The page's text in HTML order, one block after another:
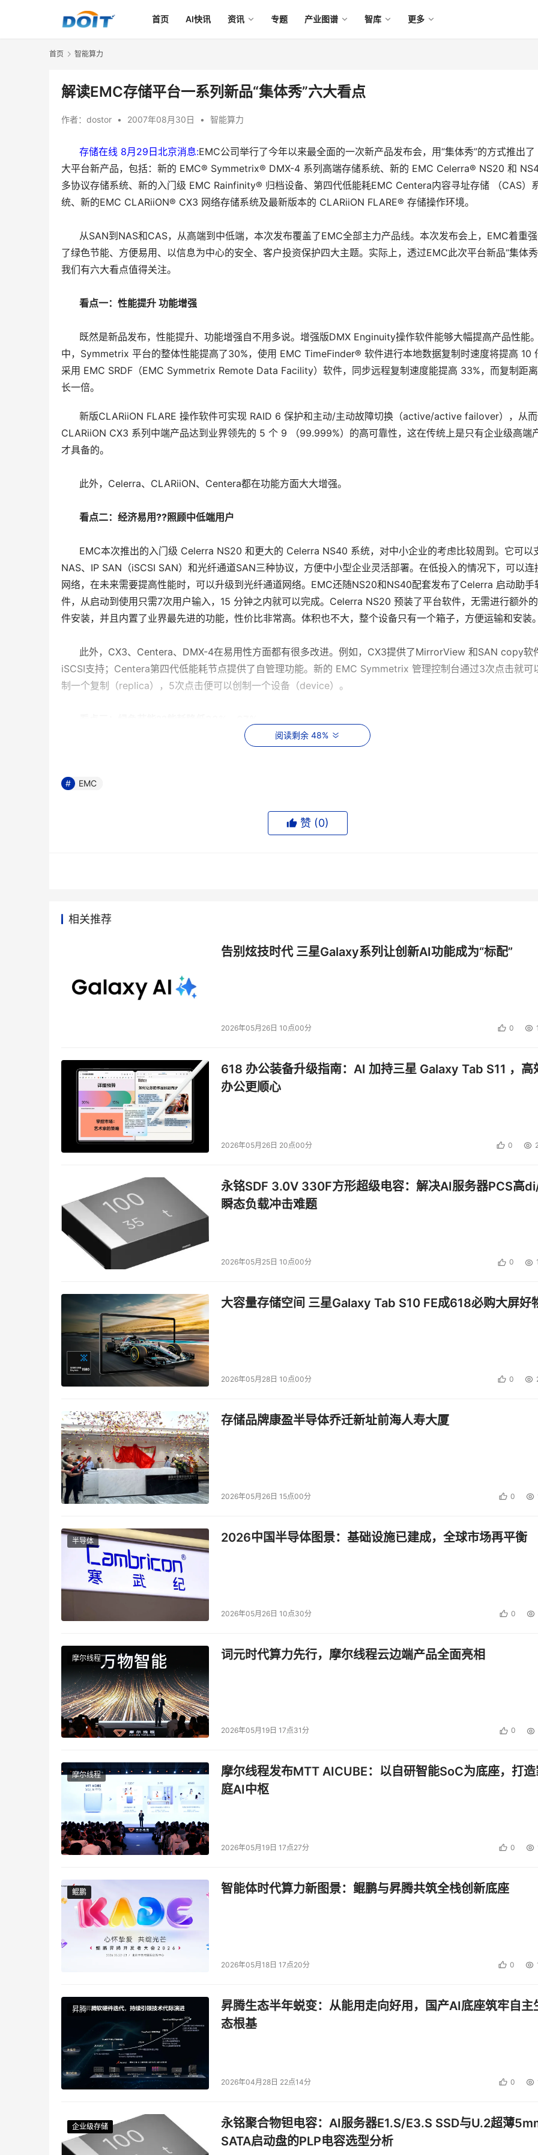
首页 AI快讯 资讯 专题 产业图谱 智库 更多
首页 智能算力
解读EMC存储平台一系列新品“集体秀”六大看点
作者： dostor • 2007年08月30日 • 智能算力
存储在线 8月29日北京消息:EMC公司举行了今年以来最全面的一次新产品发布会，用“集体秀”的方式推出了
大平台新产品，包括：新的 EMC® Symmetrix® DMX-4 系列高端存储系统、新的 EMC Celerra® NS20 和
多协议存储系统、新的入门级 EMC Rainfinity® 归档设备、第四代低能耗EMC Centera内容寻址存储 （CAS）
统、新的EMC CLARiiON® CX3 网络存储系统及最新版本的 CLARiiON FLARE® 存储操作环境。
从SAN到NAS和CAS，从高端到中低端，本次发布覆盖了EMC全部主力产品线。本次发布会上，EMC着重
了绿色节能、方便易用、以信息为中心的安全、客户投资保护四大主题。实际上，透过EMC此次平台新品“集体秀”
我们有六大看点值得关注。
看点一：性能提升 功能增强
既然是新品发布，性能提升、功能增强自不用多说。增强版DMX Enginuity操作软件能够大幅提高产品性能
中，Symmetrix 平台的整体性能提高了30%，使用 EMC TimeFinder® 软件进行本地数据复制时速度将提高 10
采用 EMC SRDF（EMC Symmetrix Remote Data Facility）软件，同步远程复制速度能提高 33%，而复制距
长一倍。
新版CLARiiON FLARE 操作软件可实现 RAID 6 保护和主动/主动故障切换（active/active failover），从
CLARiiON CX3 系列中端产品达到业界领先的 5 个 9 （99.999%）的高可靠性，这在传统上是只有企业级高端
才具备的。
此外，Celerra、CLARiiON、Centera都在功能方面大大增强。
看点二：经济易用??照顾中低端用户
EMC本次推出的入门级 Celerra NS20 和更大的 Celerra NS40 系统，对中小企业的考虑比较周到。它可以
NAS、IP SAN（iSCSI SAN）和光纤通道SAN三种协议，方便中小型企业灵活部署。在低投入的情况下，可以连
网络，在未来需要提高性能时，可以升级到光纤通道网络。EMC还随NS20和NS40配套发布了Celerra 启动助手
件，从启动到使用只需7次用户输入，15 分钟之内就可以完成。Celerra NS20 预装了平台软件，无需进行额外
件安装，并且内置了业界最先进的功能，性价比非常高。体积也不大，整个设备只有一个箱子，方便运输和安装。
此外，CX3、Centera、DMX-4在易用性方面都有很多改进。例如，CX3提供了MirrorView 和SAN copy软
iSCSI支持；Centera第四代低能耗节点提供了自管理功能。新的 EMC Symmetrix 管理控制台通过3次点击就可
制一个复制（replica），5次点击便可以创制一个设备（device）。
TB 存储量年能耗仅为 444 kWh。CAS产品EMC Centera第四代低能耗节点甚至可以降低67%的能耗。
看点五：注重投资保护??兼顾新老客户
随DMX-4发布的新版DMX Enguity 操作软件在 DMX3 和 DMX4 上都可运行；新版CLARiiON FLARE 操作软
iSCSI SAN和FC SAN三种协议。随Centera第四代低能耗节点推出的CentraStar新软件也可与前几代Centera相
引人注目的是，EMC本次推出了新的入门级 EMC Rainfinity® 归档设备。Rainfinity首次以平台产品出现在
的产品系列中，意味着文件虚拟化市场将在EMC的推动下加速。新的Rainfinity文件管理设备用于实现基于公司策
的文件管理，并可跨越整个 NAS 基础架构自动迁移和恢复文件。它可与 EMC Celerra、其他 NAS 系统和 EMC
Centera 内容寻址存储系统协同工作。
EMC之所以能一次呈现出如此豪华的新产品盛宴，得益于它巨资的创新投入。正如EMC 公司存储产品部执行
总裁David Donatelli 表示：“EMC 在存储新技术的开发、测试和交付的过程中，其投资和努力的力度是其他厂商
法匹敌的。”
但同样值得注意的是，EMC并不全是靠收购来获得新技术的，最近三年还花费了30亿美元用于研发。收购的主要
的是完善信息基础架构战略，原有几大存储平台的创新，则主要是自主研发的结果。
阅读剩余 48%
本文来源于DOIT传媒，文章内容仅供参考，不构成投资建议。
EMC
赞 (0)
相关推荐
告别炫技时代 三星Galaxy系列让创新AI功能成为“标配”
2026年05月26日 10点00分 0
618 办公装备升级指南：AI 加持三星 Galaxy Tab S11 ，高
办公更顺心
2026年05月26日 20点00分 0
永铭SDF 3.0V 330F方形超级电容：解决AI服务器PCS高
瞬态负载冲击难题
2026年05月25日 10点00分 0
大容量存储空间 三星Galaxy Tab S10 FE成618必购大屏好
2026年05月28日 10点00分 0
存储品牌康盈半导体乔迁新址前海人寿大厦
2026年05月26日 15点00分 0
半导体 2026中国半导体图景：基础设施已建成，全球市场再平衡
2026年05月26日 10点30分 0
摩尔线程 词元时代算力先行，摩尔线程云边端产品全面亮相
2026年05月19日 17点31分 0
摩尔线程
摩尔线程发布MTT AICUBE：以自研智能SoC为底座，打
庭AI中枢
2026年05月19日 17点27分 0
鲲鹏
鲲鹏 智能体时代算力新图景：鲲鹏与昇腾共筑全栈创新底座
2026年05月18日 17点20分 0
昇腾
昇腾生态半年蜕变：从能用走向好用，国产AI底座筑牢自主
态根基
2026年04月28日 22点14分 0
企业级存储
企业级存储
企业级存储
企业级存储
永铭聚合物钽电容：AI服务器E1.S/E3.S SSD与U.2超薄
SATA启动盘的PLP电容选型分析